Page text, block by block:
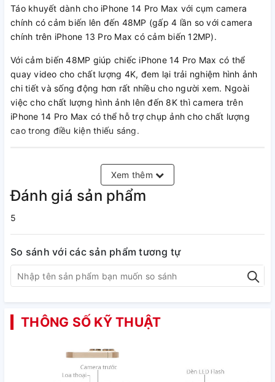
Táo khuyết dành cho iPhone 14 Pro Max với cụm camera
chính có cảm biến lên đến 48MP (gấp 4 lần so với camera
chính trên iPhone 13 Pro Max có cảm biến 12MP).
Với cảm biến 48MP giúp chiếc iPhone 14 Pro Max có thể
quay video cho chất lượng 4K, đem lại trải nghiệm hình ảnh
chi tiết và sống động hơn rất nhiều cho người xem. Ngoài
việc cho chất lượng hình ảnh lên đến 8K thì camera trên
iPhone 14 Pro Max có thể hỗ trợ chụp ảnh cho chất lượng
cao trong điều kiện thiếu sáng.
3. Công nghệ 5G với sóng NR
mmWave cho khả năng truyền dữ
liệu cực nhanh
Công nghệ 5G được trang bị trên iPhone 14 Pro Max có con
Xem thêm
Đánh giá sản phẩm
5
So sánh với các sản phẩm tương tự
THÔNG SỐ KỸ THUẬT